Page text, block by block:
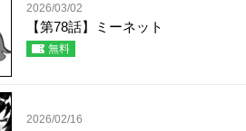
2026/03/02
【第78話】ミーネット
無料
2026/02/16